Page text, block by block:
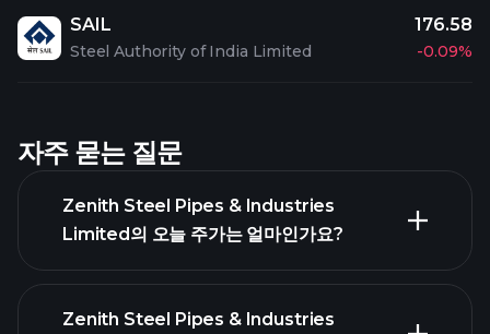
SAIL
Steel Authority of India Limited
176.58
-0.09%
자주 묻는 질문
Zenith Steel Pipes & Industries
Limited의 오늘 주가는 얼마인가요?
Zenith Steel Pipes & Industries